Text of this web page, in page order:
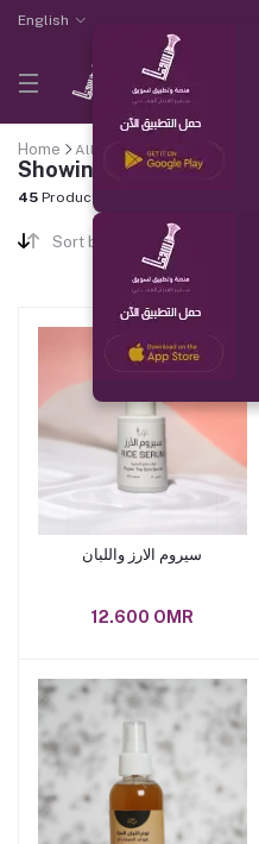
English
Home All categories "Skin Care"
Showing results
45 Products Found
Sort by
سيروم الارز واللبان
12.600 OMR